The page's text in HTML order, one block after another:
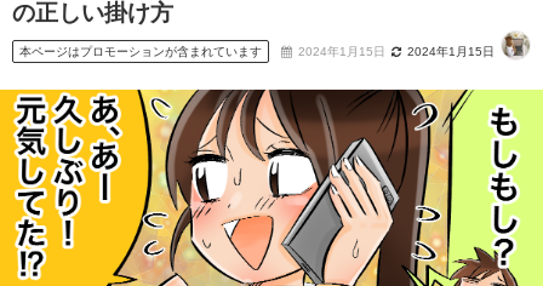
の正しい掛け方
本ページはプロモーションが含まれています 2024年1月15日 2024年1月15日